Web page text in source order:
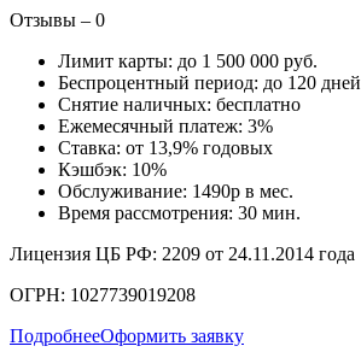
Отзывы – 0
Лимит карты: до 1 500 000 руб.
Беспроцентный период: до 120 дней
Снятие наличных: бесплатно
Ежемесячный платеж: 3%
Ставка: от 13,9% годовых
Кэшбэк: 10%
Обслуживание: 1490р в мес.
Время рассмотрения: 30 мин.
Лицензия ЦБ РФ: 2209 от 24.11.2014 года
ОГРН: 1027739019208
ПодробнееОформить заявку